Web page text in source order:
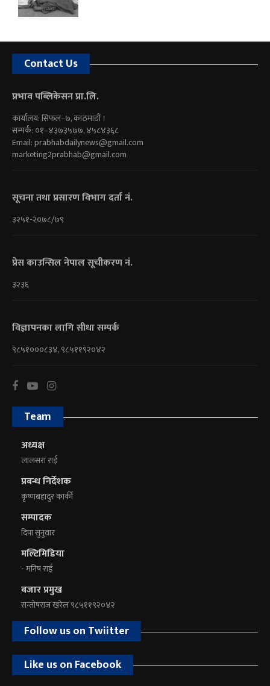
Contact Us
प्रभाव पब्लिकेसन प्रा.लि.
कार्यालय: सिफल–७, काठमाडौं ।
सम्पर्क: ०१–४३७३५७७, ४५८४३६८
Email:prabhabdailynews@gmail.com
marketing2prabhab@gmail.com
सूचना तथा प्रसारण विभाग दर्ता नं.
३२५१-२०७८/७९
प्रेस काउन्सिल नेपाल सूचीकरण नं.
३२३६
विज्ञापनका लागि सीधा सम्पर्क
९८५१०००८३४, ९८५११९२०४२
Team
अध्यक्ष
लालसरा राई
प्रबन्ध निर्देशक
कृष्णबहादुर कार्की
सम्पादक
दिपा सुनुवार
मल्टिमिडिया
- मनिष राई
बजार प्रमुख
सन्तोषराज खरेल ९८५११९२०४२
Follow us on Twiitter
Like us on Facebook